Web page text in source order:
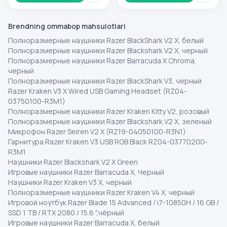
Brendning ommabop mahsulotlari
Полноразмерные наушники Razer BlackShark V2 X, белый
Полноразмерные наушники Razer Blackshark V2 X, черный
Полноразмерные наушники Razer Barracuda X Chroma,
черный
Полноразмерные наушники Razer BlackShark V3, черный
Razer Kraken V3 X Wired USB Gaming Headset (RZ04-
03750100-R3M1)
Полноразмерные наушники Razer Kraken Kitty V2, розовый
Полноразмерные наушники Razer Blackshark V2 X, зеленый
Микрофон Razer Seiren V2 X (RZ19-04050100-R3N1)
Гарнитура Razer Kraken V3 USB RGB Black RZ04-03770200-
R3M1
Наушники Razer Blackshark V2 X Green
Игровые наушники Razer Barracuda X, Черный
Наушники Razer Kraken V3 X, черный
Полноразмерные наушники Razer Kraken V4 X, черный
Игровой ноутбук Razer Blade 15 Advanced / i7-10850H / 16 GB /
SSD 1 TB / RTX 2080 / 15.6 ",чёрный
Игровые наушники Razer Barracuda X, белый